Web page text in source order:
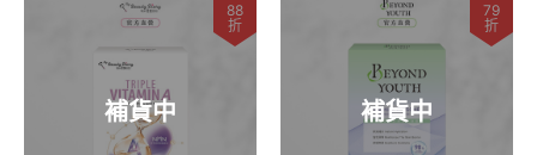
補貨中
88
折
補貨中
79
折